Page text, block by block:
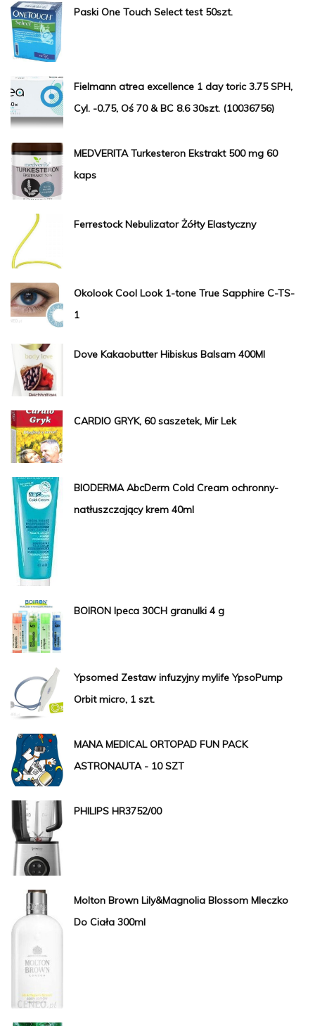
Paski One Touch Select test 50szt.
Fielmann atrea excellence 1 day toric 3.75 SPH,
Cyl. -0.75, Oś 70 & BC 8.6 30szt. (10036756)
MEDVERITA Turkesteron Ekstrakt 500 mg 60
kaps
Ferrestock Nebulizator Żółty Elastyczny
Okolook Cool Look 1-tone True Sapphire C-TS-
1
Dove Kakaobutter Hibiskus Balsam 400Ml
CARDIO GRYK, 60 saszetek, Mir Lek
BIODERMA AbcDerm Cold Cream ochronny-
natłuszczający krem 40ml
BOIRON Ipeca 30CH granulki 4 g
Ypsomed Zestaw infuzyjny mylife YpsoPump
Orbit micro, 1 szt.
MANA MEDICAL ORTOPAD FUN PACK
ASTRONAUTA - 10 SZT
PHILIPS HR3752/00
Molton Brown Lily&Magnolia Blossom Mleczko
Do Ciała 300ml